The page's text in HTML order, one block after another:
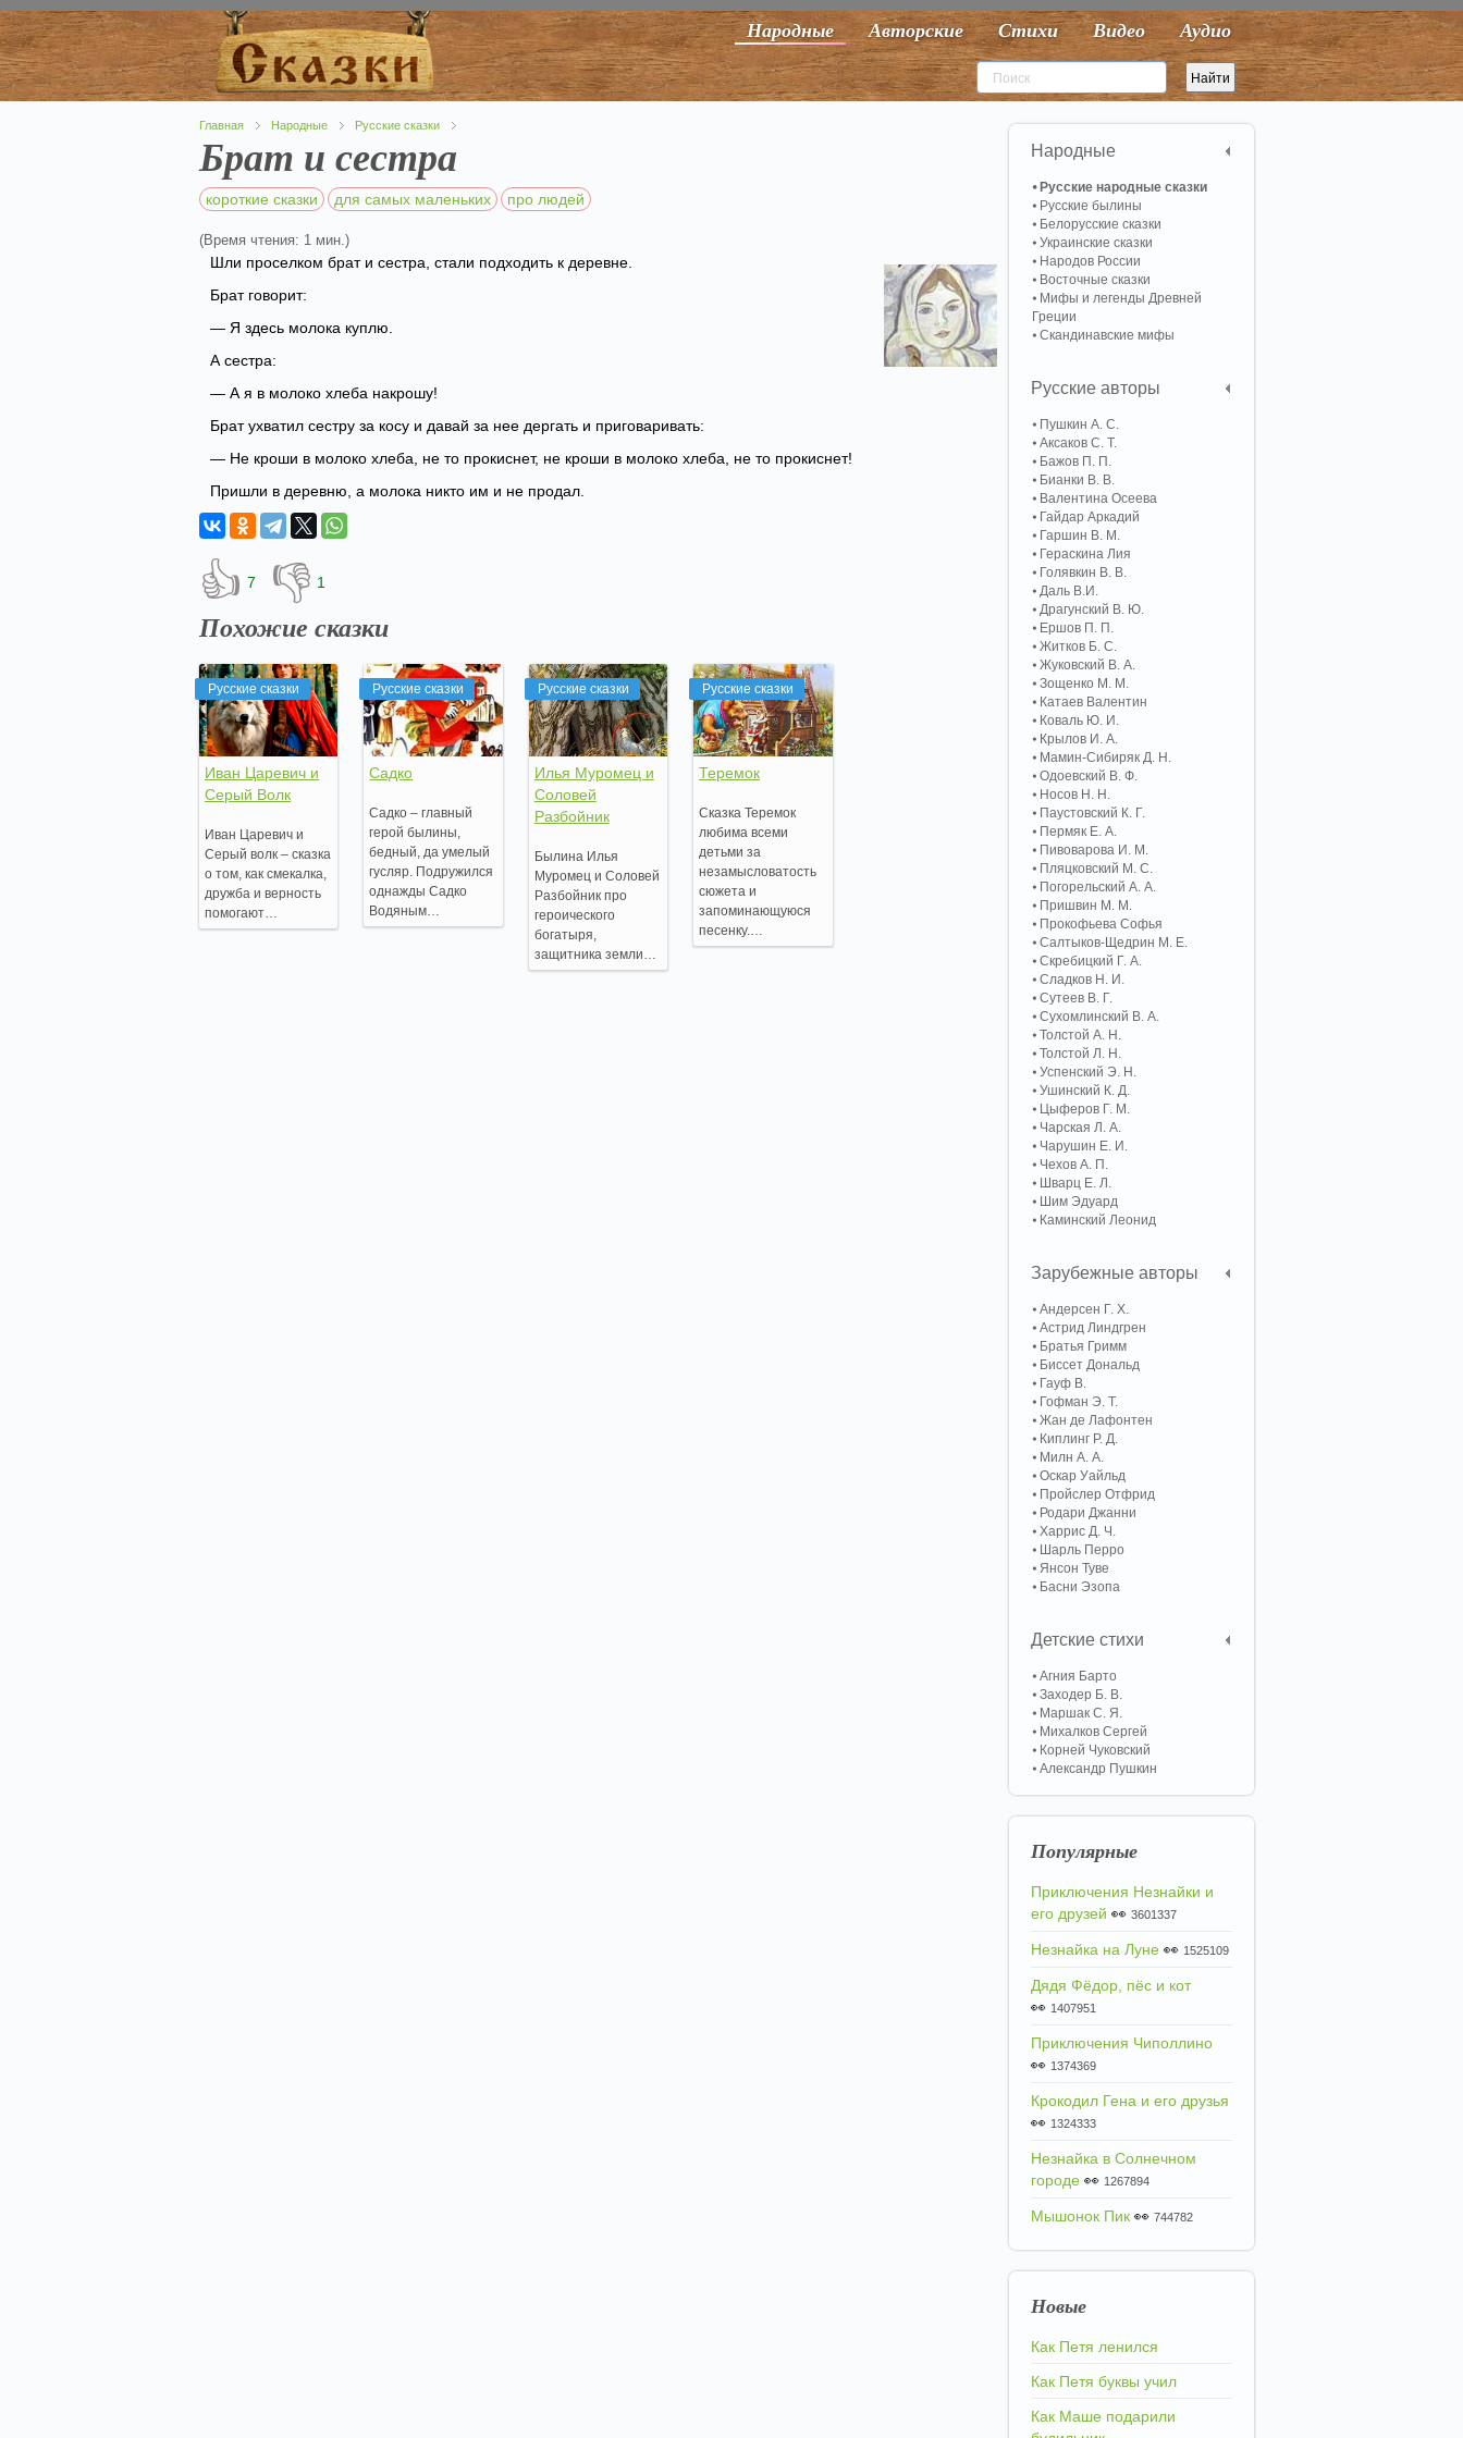
Народные Авторские Стихи Видео Аудио
Главная Народные Русские сказки
Брат и сестра
короткие сказки для самых маленьких про людей
(Время чтения: 1 мин.)
Шли проселком брат и сестра, стали подходить к деревне.
Брат говорит:
— Я здесь молока куплю.
А сестра:
— А я в молоко хлеба накрошу!
Брат ухватил сестру за косу и давай за нее дергать и приговаривать:
— Не кроши в молоко хлеба, не то прокиснет, не кроши в молоко хлеба, не то прокиснет!
Пришли в деревню, а молока никто им и не продал.
👍 7 👎 1
Похожие сказки
Русские сказки
Иван Царевич и
Серый Волк
Иван Царевич и
Серый волк – сказка
о том, как смекалка,
дружба и верность
помогают…
Русские сказки
Садко
Садко – главный
герой былины,
бедный, да умелый
гусляр. Подружился
однажды Садко
Водяным…
Русские сказки
Илья Муромец и
Соловей
Разбойник
Былина Илья
Муромец и Соловей
Разбойник про
героического
богатыря,
защитника земли…
Русские сказки
Теремок
Сказка Теремок
любима всеми
детьми за
незамысловатость
сюжета и
запоминающуюся
песенку.…
Народные
Русские народные сказки
Русские былины
Белорусские сказки
Украинские сказки
Народов России
Восточные сказки
Мифы и легенды Древней
Греции
Скандинавские мифы
Русские авторы
Пушкин А. С.
Аксаков С. Т.
Бажов П. П.
Бианки В. В.
Валентина Осеева
Гайдар Аркадий
Гаршин В. М.
Гераскина Лия
Голявкин В. В.
Даль В.И.
Драгунский В. Ю.
Ершов П. П.
Житков Б. С.
Жуковский В. А.
Зощенко М. М.
Катаев Валентин
Коваль Ю. И.
Крылов И. А.
Мамин-Сибиряк Д. Н.
Одоевский В. Ф.
Носов Н. Н.
Паустовский К. Г.
Пермяк Е. А.
Пивоварова И. М.
Пляцковский М. С.
Погорельский А. A.
Пришвин М. М.
Прокофьева Софья
Салтыков-Щедрин М. Е.
Скребицкий Г. А.
Сладков Н. И.
Сутеев В. Г.
Сухомлинский В. А.
Толстой А. Н.
Толстой Л. Н.
Успенский Э. Н.
Ушинский К. Д.
Цыферов Г. М.
Чарская Л. А.
Чарушин Е. И.
Чехов А. П.
Шварц Е. Л.
Шим Эдуард
Каминский Леонид
Зарубежные авторы
Андерсен Г. Х.
Астрид Линдгрен
Братья Гримм
Биссет Дональд
Гауф В.
Гофман Э. Т.
Жан де Лафонтен
Киплинг Р. Д.
Милн А. А.
Оскар Уайльд
Пройслер Отфрид
Родари Джанни
Харрис Д. Ч.
Шарль Перро
Янсон Туве
Басни Эзопа
Детские стихи
Агния Барто
Заходер Б. В.
Маршак С. Я.
Михалков Сергей
Корней Чуковский
Александр Пушкин
Популярные
Приключения Незнайки и
его друзей 👀 3601337
Незнайка на Луне 👀 1525109
Дядя Фёдор, пёс и кот
👀 1407951
Приключения Чиполлино
👀 1374369
Крокодил Гена и его друзья
👀 1324333
Незнайка в Солнечном
городе 👀 1267894
Мышонок Пик 👀 744782
Новые
Как Петя ленился
Как Петя буквы учил
Как Маше подарили